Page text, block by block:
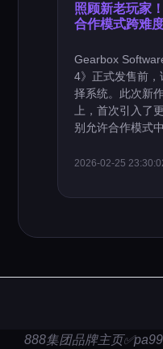
照顾新老玩家
合作模式跨难
Gearbox
4》正式发售前
择系统。此次新
上，首次引入了
别允许合作模式
2026-02-25
888集团品牌主页